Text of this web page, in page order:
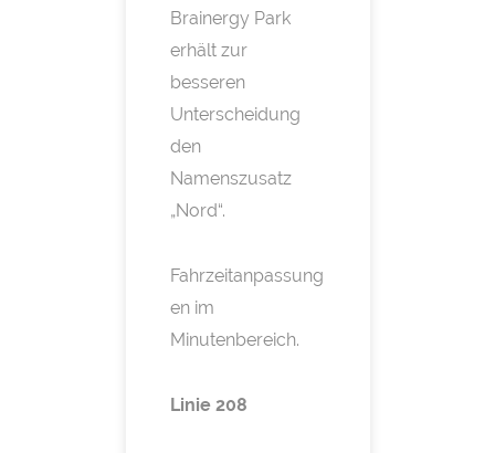
Brainergy Park
erhält zur
besseren
Unterscheidung
den
Namenszusatz
„Nord“.
Fahrzeitanpassung
en im
Minutenbereich.
Linie 208